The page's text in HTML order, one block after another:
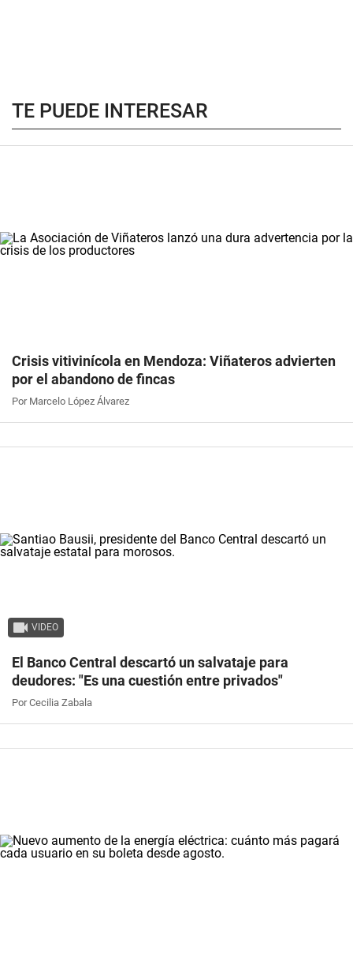
TE PUEDE INTERESAR
Crisis vitivinícola en Mendoza: Viñateros advierten
por el abandono de fincas
Por Marcelo López Álvarez
VIDEO
El Banco Central descartó un salvataje para
deudores: "Es una cuestión entre privados"
Por Cecilia Zabala